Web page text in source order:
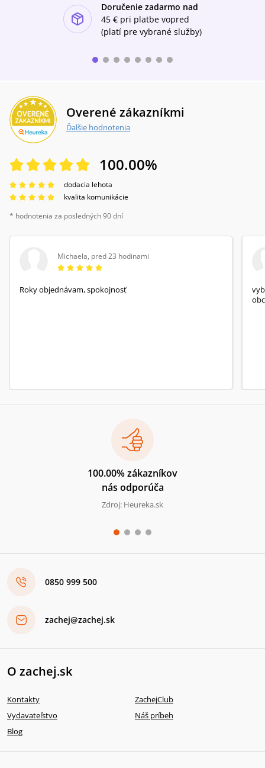
Doručenie zadarmo nad
45 € pri platbe vopred
(platí pre vybrané služby)
Overené zákazníkmi
Ďalšie hodnotenia
100.00%
dodacia lehota
kvalita komunikácie
* hodnotenia za posledných 90 dní
Michaela, pred 23 hodinami
Roky objednávam, spokojnosť
100.00% zákazníkov
nás odporúča
Zdroj: Heureka.sk
0850 999 500
zachej@zachej.sk
O zachej.sk
Kontakty
ZachejClub
Vydavateľstvo
Náš príbeh
Blog